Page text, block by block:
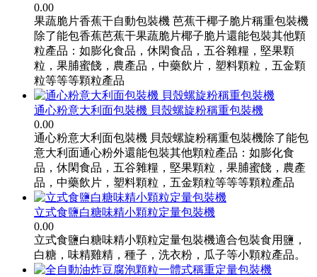
0.00
果蔬脆片香蕉干自動包裝機 芭蕉干椰子脆片稱重包裝機
除了能包香蕉芭蕉干果蔬脆片椰子脆片還能包裝其他顆
粒產品：如膨化食品，休閑食品，五谷雜糧，堅果顆
粒，果脯蜜餞，農產品，中藥飲片，塑料顆粒，五金顆
粒等等等顆粒產品
通心粉意大利面包裝機 貝殼螺旋粉稱重包裝機
0.00
通心粉意大利面包裝機 貝殼螺旋粉稱重包裝機除了能包
意大利面通心粉外還能包裝其他顆粒產品：如膨化食
品，休閑食品，五谷雜糧，堅果顆粒，果脯蜜餞，農產
品，中藥飲片，塑料顆粒，五金顆粒等等等顆粒產品
立式食鹽白糖味精小顆粒定量包裝機
0.00
立式食鹽白糖味精小顆粒定量包裝機適合包裝食用鹽，
白糖，味精雞精，種子，洗衣粉，瓜子等小顆粒產品。